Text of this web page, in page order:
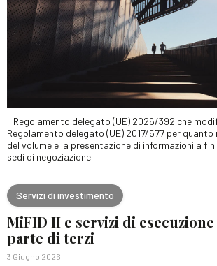
Il Regolamento delegato (UE) 2026/392 che
Regolamento delegato (UE) 2017/577 per
del volume e la presentazione di informazioni a
sedi di negoziazione.
Servizi di investimento
MiFID II e servizi di
parte di terzi
3 Giugno 2026